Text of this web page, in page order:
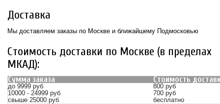
Доставка
Мы доставляем заказы по Москве и ближайшему Подмосковью
Стоимость доставки по Москве (в пределах
МКАД):
Сумма заказа Стоимость
до 9999 руб
800 руб
10000 - 24999 руб
700 руб
свыше 25000 руб
бесплатно